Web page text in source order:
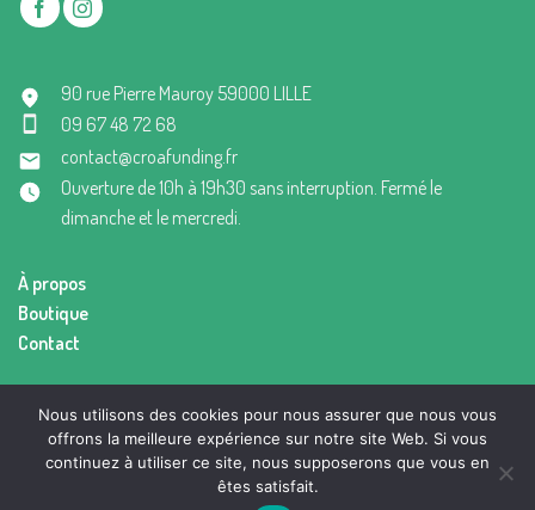
90 rue Pierre Mauroy 59000 LILLE
09 67 48 72 68
contact@croafunding.fr
Ouverture de 10h à 19h30 sans interruption. Fermé le
dimanche et le mercredi.
À propos
Boutique
Contact
Mentions légales
Conditions générales de vente
Nous utilisons des cookies pour nous assurer que nous vous
offrons la meilleure expérience sur notre site Web. Si vous
continuez à utiliser ce site, nous supposerons que vous en
êtes satisfait.